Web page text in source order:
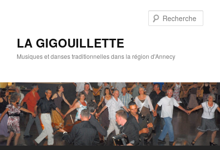
LA GIGOUILLETTE
Musiques et danses traditionnelles dans la région d'Annecy